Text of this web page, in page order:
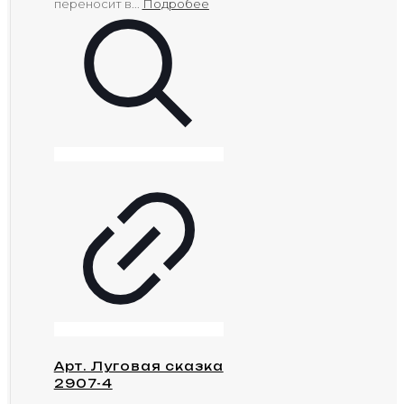
переносит в...
Подробее
Арт. Луговая сказка
2907-4